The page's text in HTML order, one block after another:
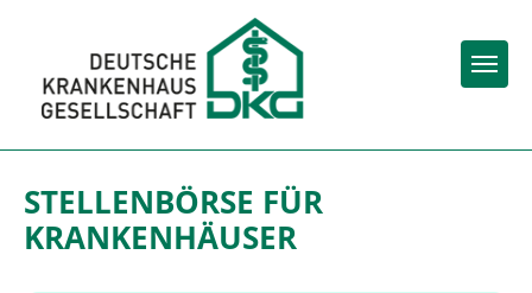
STELLENBÖRSE FÜR
KRANKENHÄUSER